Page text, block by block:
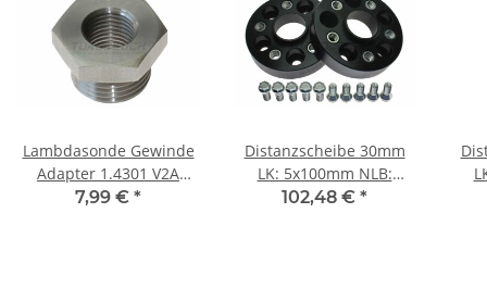
Lambdasonde Gewinde
Adapter 1.4301 V2A
Edelstahl M18x1,5mm ->
7,99 € *
Distanzscheibe 30mm
LK: 5x100mm NLB:
57,1mm - mit
102,48 € *